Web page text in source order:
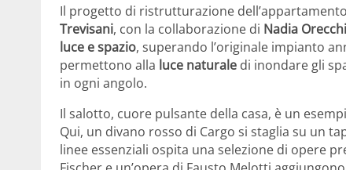
Il progetto di ristrutturazione
Trevisani, con la collaborazione di Nadia
luce e spazio, superando l’originale impianto
permettono alla luce naturale di inondare gli
in ogni angolo.
Il salotto, cuore pulsante della casa, è un
Qui, un divano rosso di Cargo si staglia su un
linee essenziali ospita una selezione di opere